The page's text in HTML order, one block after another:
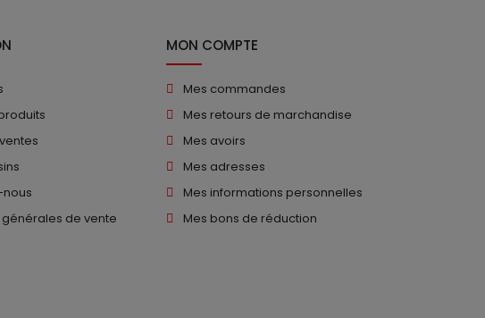
de vente
MON COMPTE
Mes commandes
Mes retours de marchandise
Mes avoirs
Mes adresses
Mes informations personnelles
Mes bons de réduction